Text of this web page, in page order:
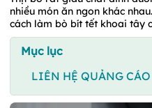
nhiều món ăn ngon khác
cách làm bò bít tết khoai tây
Mục lục
LIÊN HỆ QUẢNG CÁO